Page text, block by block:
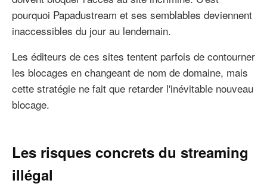
pourquoi Papadustream et ses semblables deviennent
inaccessibles du jour au lendemain.
Les éditeurs de ces sites tentent parfois de contourner
les blocages en changeant de nom de domaine, mais
cette stratégie ne fait que retarder l'inévitable nouveau
blocage.
Les risques concrets du streaming
illégal